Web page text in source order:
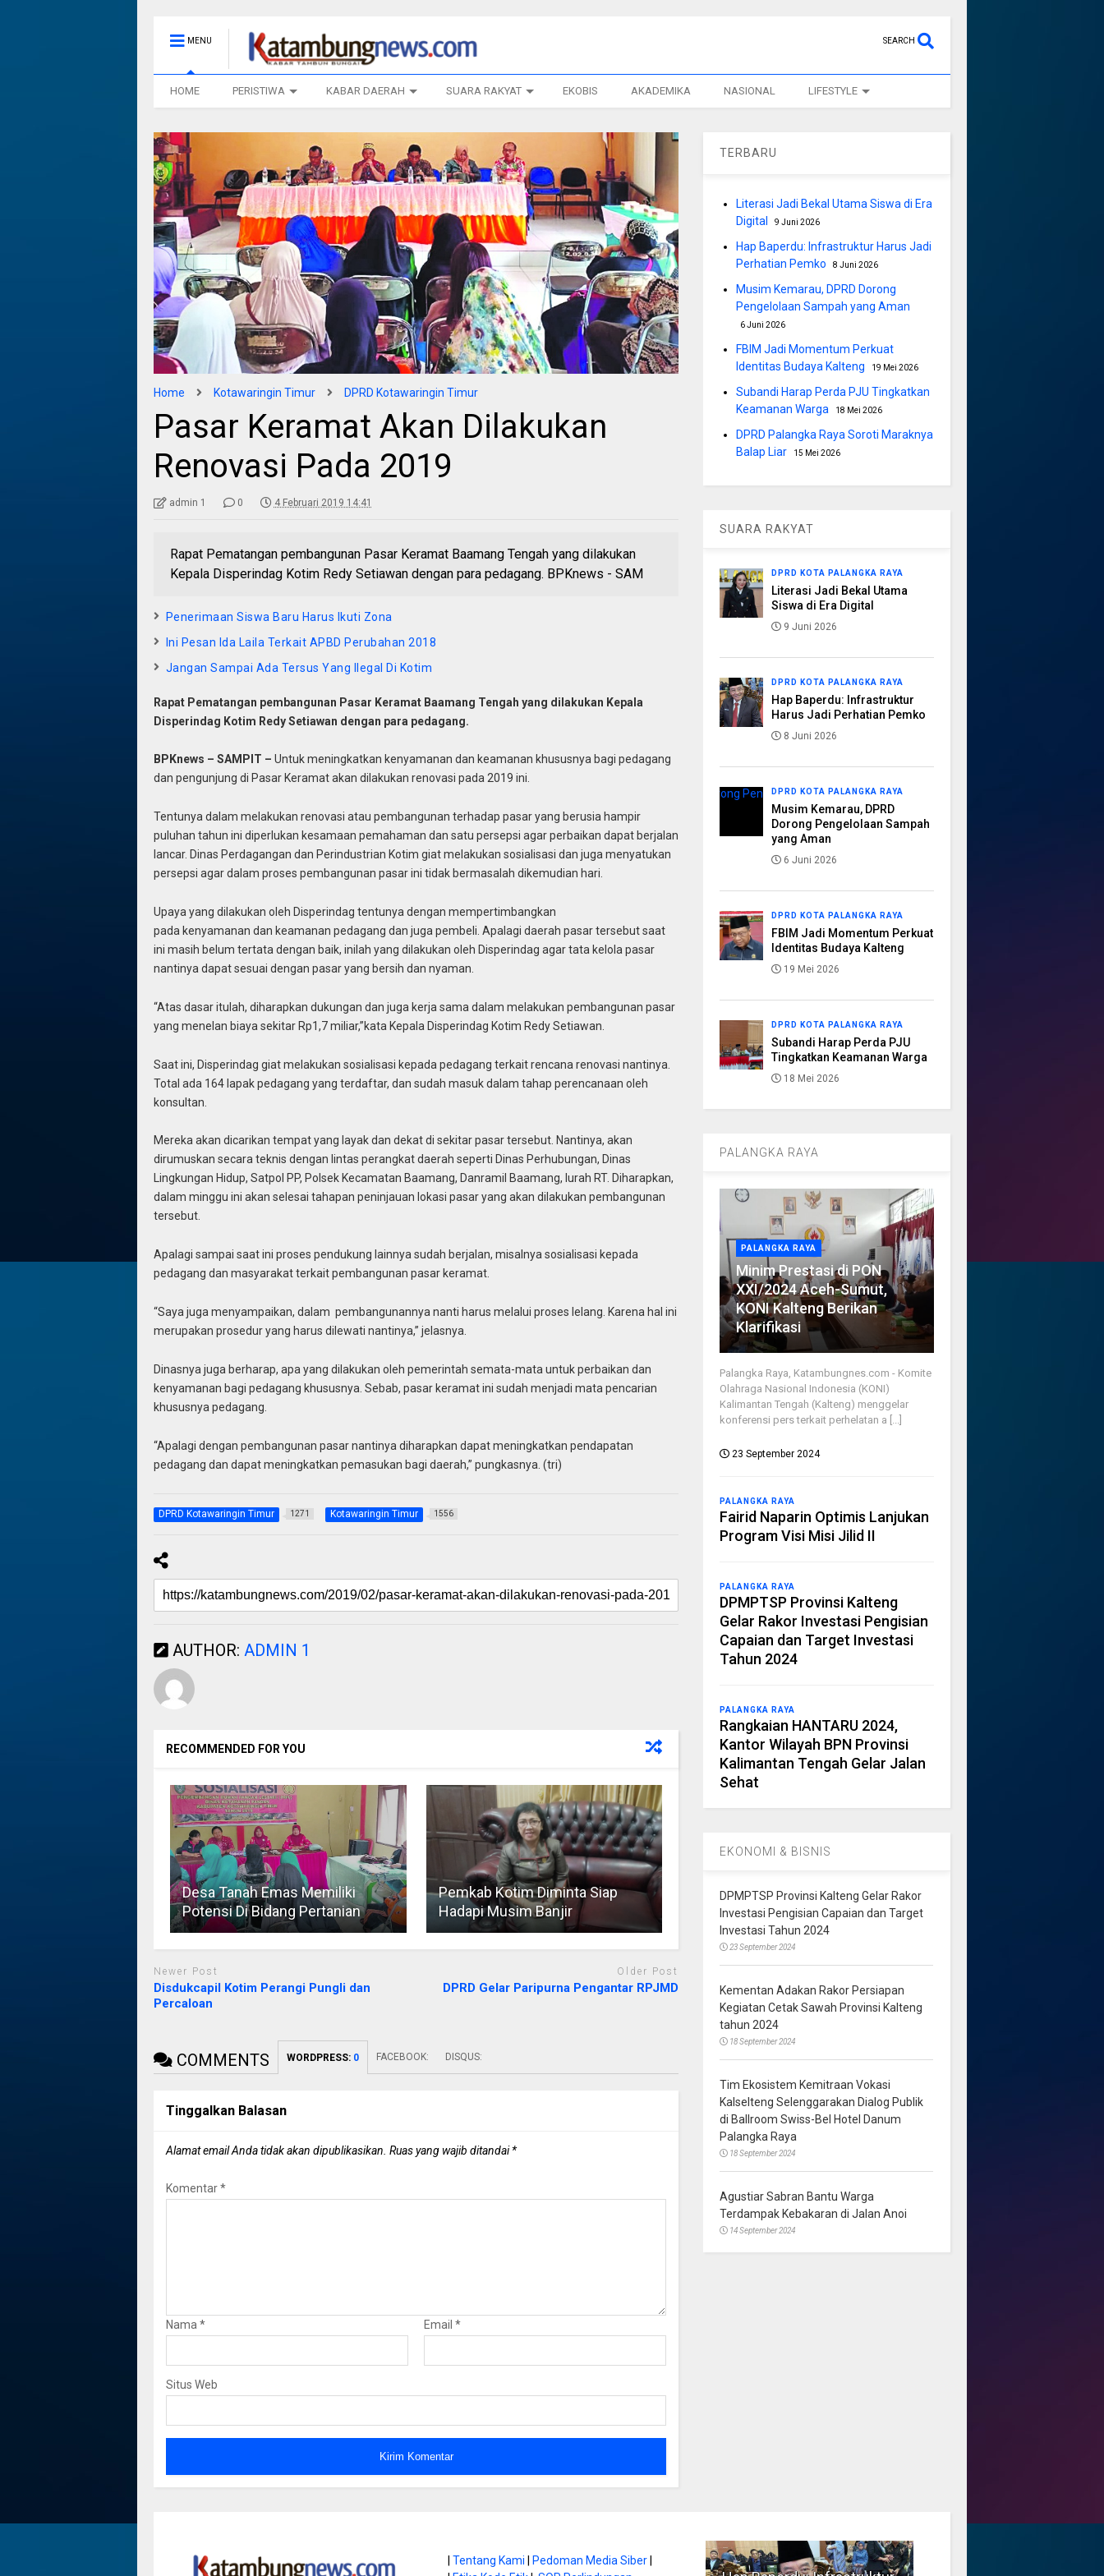
MENU SEARCH
HOME PERISTIWA KABAR DAERAH SUARA RAKYAT EKOBIS AKADEMIKA NASIONAL LIFESTYLE
Home Kotawaringin Timur DPRD Kotawaringin Timur
Pasar Keramat Akan Dilakukan
Renovasi Pada 2019
admin 1 0 4 Februari 2019 14:41
Rapat Pematangan pembangunan Pasar Keramat Baamang Tengah yang dilakukan
Kepala Disperindag Kotim Redy Setiawan dengan para pedagang. BPKnews - SAM
Penerimaan Siswa Baru Harus Ikuti Zona
Ini Pesan Ida Laila Terkait APBD Perubahan 2018
Jangan Sampai Ada Tersus Yang Ilegal Di Kotim
Rapat Pematangan pembangunan Pasar Keramat Baamang Tengah yang dilakukan Kepala
Disperindag Kotim Redy Setiawan dengan para pedagang.
BPKnews – SAMPIT – Untuk meningkatkan kenyamanan dan keamanan khususnya bagi pedagang
dan pengunjung di Pasar Keramat akan dilakukan renovasi pada 2019 ini.
Tentunya dalam melakukan renovasi atau pembangunan terhadap pasar yang berusia hampir
puluhan tahun ini diperlukan kesamaan pemahaman dan satu persepsi agar perbaikan dapat berjalan
lancar. Dinas Perdagangan dan Perindustrian Kotim giat melakukan sosialisasi dan juga menyatukan
persepsi agar dalam proses pembangunan pasar ini tidak bermasalah dikemudian hari.
Upaya yang dilakukan oleh Disperindag tentunya dengan mempertimbangkan
pada kenyamanan dan keamanan pedagang dan juga pembeli. Apalagi daerah pasar tersebut saat
ini masih belum tertata dengan baik, inilah yang dilakukan oleh Disperindag agar tata kelola pasar
nantinya dapat sesuai dengan pasar yang bersih dan nyaman.
“Atas dasar itulah, diharapkan dukungan dan juga kerja sama dalam melakukan pembangunan pasar
yang menelan biaya sekitar Rp1,7 miliar,”kata Kepala Disperindag Kotim Redy Setiawan.
Saat ini, Disperindag giat melakukan sosialisasi kepada pedagang terkait rencana renovasi nantinya.
Total ada 164 lapak pedagang yang terdaftar, dan sudah masuk dalam tahap perencanaan oleh
konsultan.
Mereka akan dicarikan tempat yang layak dan dekat di sekitar pasar tersebut. Nantinya, akan
dirumuskan secara teknis dengan lintas perangkat daerah seperti Dinas Perhubungan, Dinas
Lingkungan Hidup, Satpol PP, Polsek Kecamatan Baamang, Danramil Baamang, lurah RT. Diharapkan,
dalam minggu ini akan selesai tahapan peninjauan lokasi pasar yang akan dilakukan pembangunan
tersebut.
Apalagi sampai saat ini proses pendukung lainnya sudah berjalan, misalnya sosialisasi kepada
pedagang dan masyarakat terkait pembangunan pasar keramat.
“Saya juga menyampaikan, dalam pembangunannya nanti harus melalui proses lelang. Karena hal ini
merupakan prosedur yang harus dilewati nantinya,” jelasnya.
Dinasnya juga berharap, apa yang dilakukan oleh pemerintah semata-mata untuk perbaikan dan
kenyamanan bagi pedagang khususnya. Sebab, pasar keramat ini sudah menjadi mata pencarian
khususnya pedagang.
“Apalagi dengan pembangunan pasar nantinya diharapkan dapat meningkatkan pendapatan
pedagang dan dapat meningkatkan pemasukan bagi daerah,” pungkasnya. (tri)
DPRD Kotawaringin Timur 1271 Kotawaringin Timur 1556
AUTHOR: ADMIN 1
RECOMMENDED FOR YOU
Desa Tanah Emas Memiliki
Potensi Di Bidang Pertanian
Pemkab Kotim Diminta Siap
Hadapi Musim Banjir
Newer Post
Disdukcapil Kotim Perangi Pungli dan
Percaloan
Older Post
DPRD Gelar Paripurna Pengantar RPJMD
COMMENTS WORDPRESS: 0 FACEBOOK: DISQUS:
Tinggalkan Balasan
Alamat email Anda tidak akan dipublikasikan. Ruas yang wajib ditandai*
Komentar*
Nama * Email *
Situs Web
TERBARU
Literasi Jadi Bekal Utama Siswa di Era
Digital
9 Juni 2026
Hap Baperdu: Infrastruktur Harus Jadi
Perhatian Pemko
8 Juni 2026
Musim Kemarau, DPRD Dorong
Pengelolaan Sampah yang Aman
6 Juni 2026
FBIM Jadi Momentum Perkuat
Identitas Budaya Kalteng
19 Mei 2026
Subandi Harap Perda PJU Tingkatkan
Keamanan Warga
18 Mei 2026
DPRD Palangka Raya Soroti Maraknya
Balap Liar
15 Mei 2026
SUARA RAKYAT
DPRD KOTA PALANGKA RAYA
Literasi Jadi Bekal Utama
Siswa di Era Digital
9 Juni 2026
DPRD KOTA PALANGKA RAYA
Hap Baperdu: Infrastruktur
Harus Jadi Perhatian Pemko
8 Juni 2026
DPRD KOTA PALANGKA RAYA
Musim Kemarau, DPRD
Dorong Pengelolaan Sampah
yang Aman
6 Juni 2026
DPRD KOTA PALANGKA RAYA
FBIM Jadi Momentum Perkuat
Identitas Budaya Kalteng
19 Mei 2026
DPRD KOTA PALANGKA RAYA
Subandi Harap Perda PJU
Tingkatkan Keamanan Warga
18 Mei 2026
PALANGKA RAYA
PALANGKA RAYA
Minim Prestasi di PON
XXI/2024 Aceh-Sumut,
KONI Kalteng Berikan
Klarifikasi
Palangka Raya, Katambungnes.com - Komite
Olahraga Nasional Indonesia (KONI)
Kalimantan Tengah (Kalteng) menggelar
konferensi pers terkait perhelatan a [...]
23 September 2024
PALANGKA RAYA
Fairid Naparin Optimis Lanjukan
Program Visi Misi Jilid II
PALANGKA RAYA
DPMPTSP Provinsi Kalteng
Gelar Rakor Investasi Pengisian
Capaian dan Target Investasi
Tahun 2024
PALANGKA RAYA
Rangkaian HANTARU 2024,
Kantor Wilayah BPN Provinsi
Kalimantan Tengah Gelar Jalan
Sehat
EKONOMI & BISNIS
DPMPTSP Provinsi Kalteng Gelar Rakor
Investasi Pengisian Capaian dan Target
Investasi Tahun 2024
23 September 2024
Kementan Adakan Rakor Persiapan
Kegiatan Cetak Sawah Provinsi Kalteng
tahun 2024
18 September 2024
Tim Ekosistem Kemitraan Vokasi
Kalselteng Selenggarakan Dialog Publik
di Ballroom Swiss-Bel Hotel Danum
Palangka Raya
18 September 2024
Agustiar Sabran Bantu Warga
Terdampak Kebakaran di Jalan Anoi
14 September 2024
|Tentang Kami Pedoman Media Siber
Dua Jembatan di Gunung